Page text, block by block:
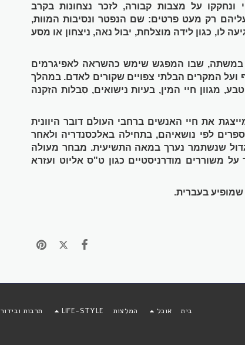
על מצבות קבורה, לזכר נצחונות בקרב
עליהם רק מעט פרטים: שם הנפטר ונסיבות המוות,
כגון לידה מוצלחת, יבול נאה, ניצחון או מסע
במשתה, שבו המפגש שימש כהשראה לאפיגרמים
ועל המקרים הבלתי צפויים שקורים לאדם. במהלך
מגוון חיי המין, בעיות נישואים, סִבלות הזִקנה
את חיי האנשים ברחבי העולם דובר היוונית
לפי נושאיהם, בתחילה באלכסנדריה ולאחר
שנשתמר נערך במאה התשיעית. מבחר מעולה
משוררים מודרניסטיים כגון ט"ס אליוט ועזרא
בעברית.
בית אוכל המלצות LIFE-STYLE תרבות ובידור